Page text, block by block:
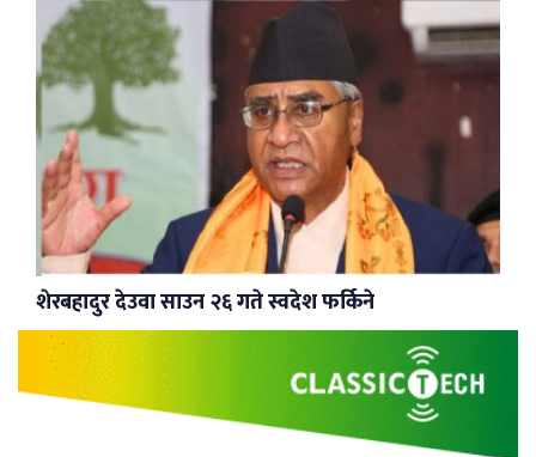
शेरबहादुर देउवा साउन २६ गते स्वदेश फर्किने